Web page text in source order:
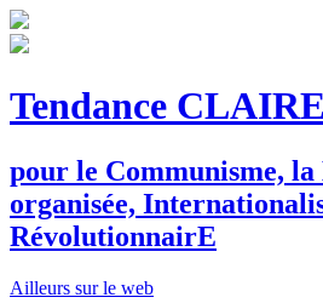
Tendance CLAIRE
pour le Communisme, la
organisée, I
RévolutionnairE
Ailleurs sur le web